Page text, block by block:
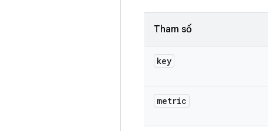
Tham số
key
metric